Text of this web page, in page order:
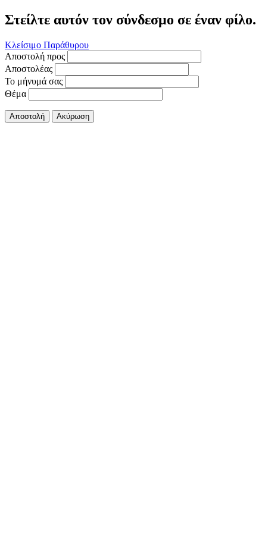
Στείλτε αυτόν τον σύνδεσμο σε έναν φίλο.
Κλείσιμο Παράθυρου
Αποστολή προς
Αποστολέας
Το μήνυμά σας
Θέμα
Αποστολή Ακύρωση